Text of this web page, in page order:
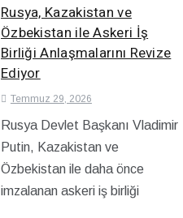
Rusya, Kazakistan ve
Özbekistan ile Askeri İş
Birliği Anlaşmalarını Revize
Ediyor
Temmuz 29, 2026
Rusya Devlet Başkanı Vladimir
Putin, Kazakistan ve
Özbekistan ile daha önce
imzalanan askeri iş birliği